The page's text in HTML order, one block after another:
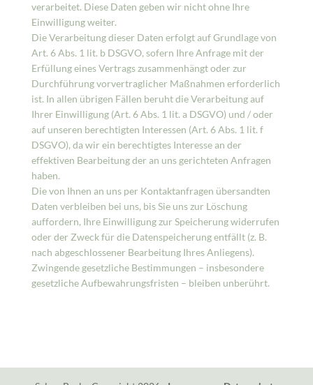
verarbeitet. Diese Daten geben wir nicht ohne Ihre
Einwilligung weiter.
Die Verarbeitung dieser Daten erfolgt auf Grundlage von
Art. 6 Abs. 1 lit. b DSGVO, sofern Ihre Anfrage mit der
Erfüllung eines Vertrags zusammenhängt oder zur
Durchführung vorvertraglicher Maßnahmen erforderlich
ist. In allen übrigen Fällen beruht die Verarbeitung auf
Ihrer Einwilligung (Art. 6 Abs. 1 lit. a DSGVO) und / oder
auf unseren berechtigten Interessen (Art. 6 Abs. 1 lit. f
DSGVO), da wir ein berechtigtes Interesse an der
effektiven Bearbeitung der an uns gerichteten Anfragen
haben.
Die von Ihnen an uns per Kontaktanfragen übersandten
Daten verbleiben bei uns, bis Sie uns zur Löschung
auffordern, Ihre Einwilligung zur Speicherung widerrufen
oder der Zweck für die Datenspeicherung entfällt (z. B.
nach abgeschlossener Bearbeitung Ihres Anliegens).
Zwingende gesetzliche Bestimmungen – insbesondere
gesetzliche Aufbewahrungsfristen – bleiben unberührt.